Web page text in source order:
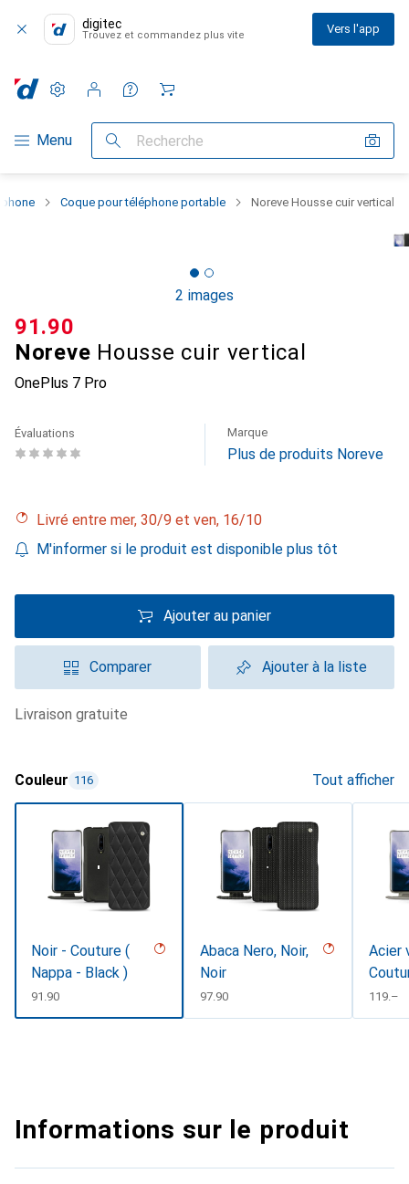
digitec
Trouvez et commandez plus vite Vers l'app
Navigation par catégorie
Menu Recherche
Paramètres
Compte client
Listes de comparaison
Listes d'envies
Panier
Coque pour téléphone portable Noreve Housse cuir vertical
2 images
Noreve Housse cuir vertical
OnePlus 7 Pro
CHF
91.90
Évaluations Marque
Plus de produits Noreve
Livré entre mer, 30/9 et ven, 16/10
M'informer si le produit est disponible plus tôt
Ajouter au panier
Comparer Ajouter à la liste
livraison gratuite
Couleur 116 Tout afficher
Noir - Couture (
Nappa - Black )
CHF
91.90
Abaca Nero, Noir,
Noir
CHF
97.90
Acier
CHF
119.–
Informations sur le produit